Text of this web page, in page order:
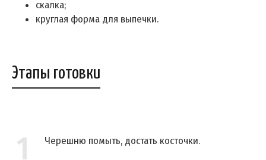
скалка;
круглая форма для выпечки.
Этапы готовки
1 Черешню помыть, достать косточки.